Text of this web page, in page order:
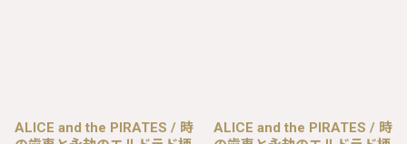
ALICE and the PIRATES / 時
ALICE and the PIRATES / 時